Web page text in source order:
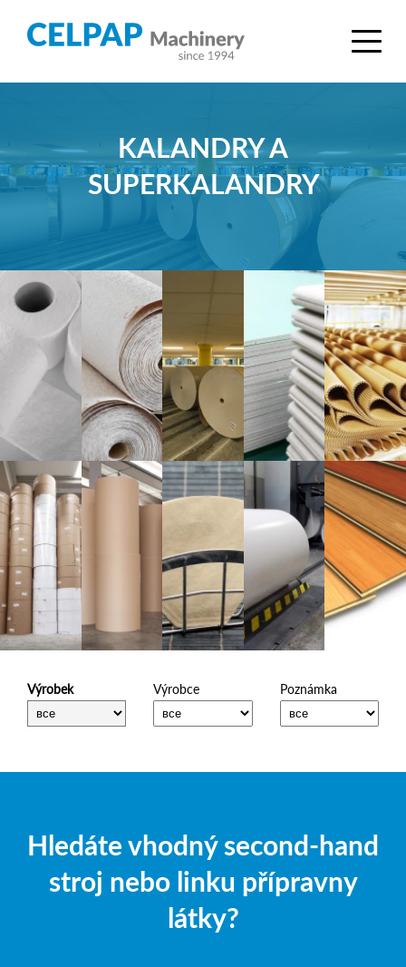
KALANDRY A
SUPERKALANDRY
Výrobek Výrobce Poznámka
Hledáte vhodný second-hand
stroj nebo linku přípravny
látky?